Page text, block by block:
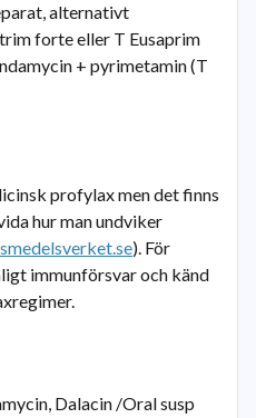
alternativt
forte eller T Eusaprim
+ pyrimetamin (T
profylax men det finns
hur man undviker
). För
immunförsvar och känd
Dalacin /Oral susp